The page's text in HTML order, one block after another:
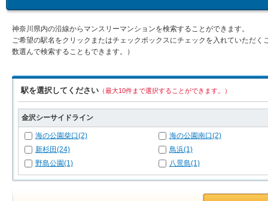
神奈川県内の沿線からマンスリーマンションを検索することができます。
ご希望の駅名をクリックまたはチェックボックスにチェックを入れていただ
数選んで検索することもできます。）
駅を選択してください （最大10件まで選択することができます。）
金沢シーサイドライン
海の公園柴口(2)
海の公園南口(2)
新杉田(24)
鳥浜(1)
野島公園(1)
八景島(1)